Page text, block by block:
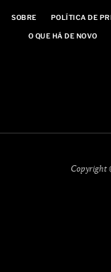
SOBRE POLÍTICA DE
O QUE HÁ DE NOVO
Copyright